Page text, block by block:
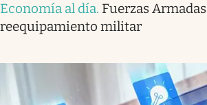
Economía al día. Fuerzas
reequipamiento militar